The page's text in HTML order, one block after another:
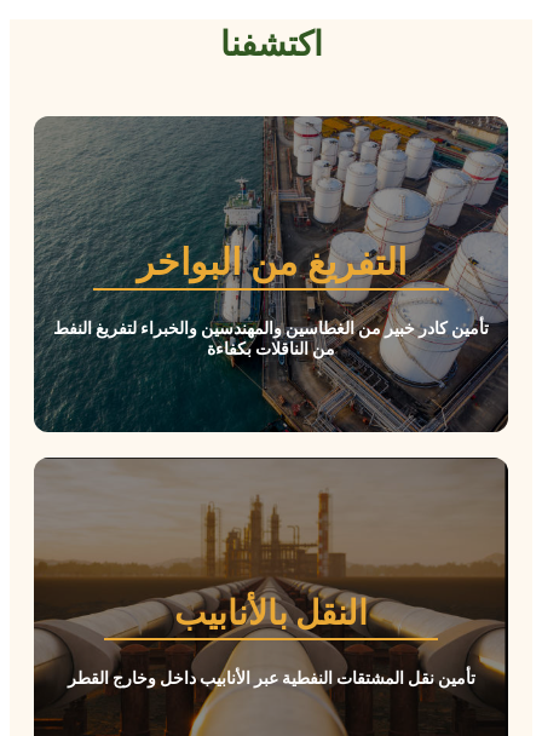
التفريغ من البواخر
خبير من الغطاسين والمهندسين والخبراء لتفريغ النفط
من الناقلات بكفاءة
النقل بالأنابيب
المشتقات النفطية عبر الأنابيب داخل وخارج القطر